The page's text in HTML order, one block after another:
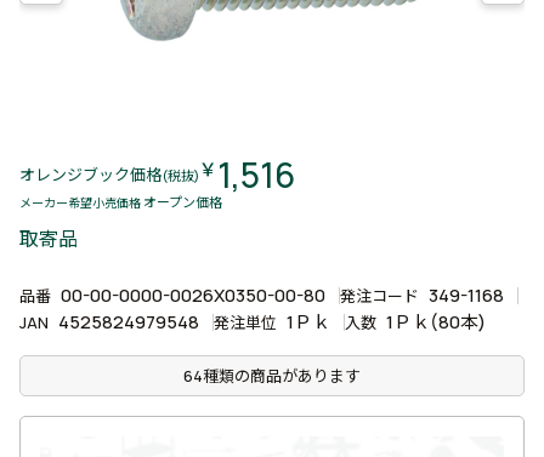
オレンジブック価格(税抜) ￥ 1,516
メーカー希望小売価格 オープン価格
取寄品
品番 00-00-0000-0026X0350-00-80 発注コード 349-1168
JAN 4525824979548 発注単位 1Ｐｋ 入数 1Ｐｋ(80本)
64種類の商品があります